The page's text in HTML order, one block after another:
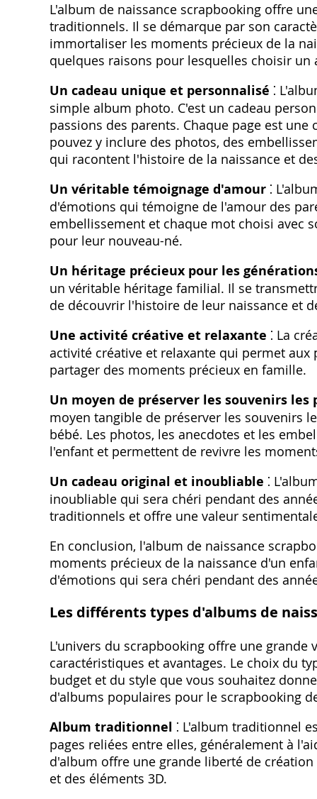
L'album de naissance scrapbooking offre
traditionnels. Il se démarque par son
immortaliser les moments précieux de la
quelques raisons pour lesquelles choisir un
Un cadeau unique et personnalisé ⁚
simple album photo. C'est un cadeau
passions des parents. Chaque page est
pouvez y inclure des photos, des
qui racontent l'histoire de la naissance et
Un véritable témoignage d'amour ⁚
d'émotions qui témoigne de l'amour des
embellissement et chaque mot choisi avec
pour leur nouveau-né.
Un héritage précieux pour les
un véritable héritage familial. Il se
de découvrir l'histoire de leur naissance et
Une activité créative et relaxante ⁚ La
activité créative et relaxante qui permet
partager des moments précieux en famille.
Un moyen de préserver les souvenirs les
moyen tangible de préserver les souvenirs
bébé. Les photos, les anecdotes et les
l'enfant et permettent de revivre les
Un cadeau original et inoubliable ⁚
inoubliable qui sera chéri pendant des
traditionnels et offre une valeur
En conclusion, l'album de naissance
moments précieux de la naissance d'un
d'émotions qui sera chéri pendant des
Les différents types d'albums de
L'univers du scrapbooking offre une grande
caractéristiques et avantages. Le choix du
budget et du style que vous souhaitez
d'albums populaires pour le scrapbooking
Album traditionnel ⁚ L'album traditionnel
pages reliées entre elles, généralement à
d'album offre une grande liberté de
et des éléments 3D.